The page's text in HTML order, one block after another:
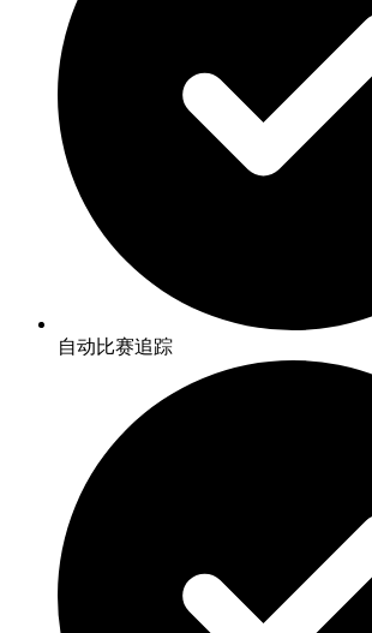
自动比赛追踪